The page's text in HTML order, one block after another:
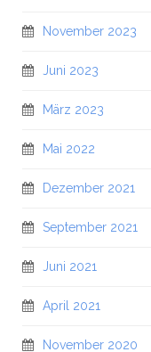
November 2023
Juni 2023
März 2023
Mai 2022
Dezember 2021
September 2021
Juni 2021
April 2021
November 2020